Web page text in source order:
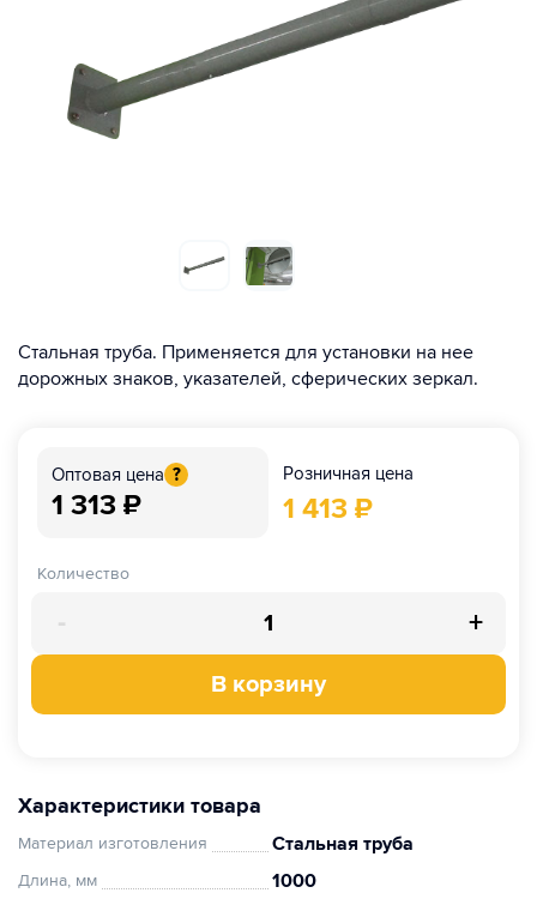
Стальная труба. Применяется для установки на нее
дорожных знаков, указателей, сферических зеркал.
Оптовая цена ?
1 313 ₽
Розничная цена
1 413 ₽
Количество
- +
В корзину
Характеристики товара
Материал изготовления Стальная труба
Длина, мм 1000